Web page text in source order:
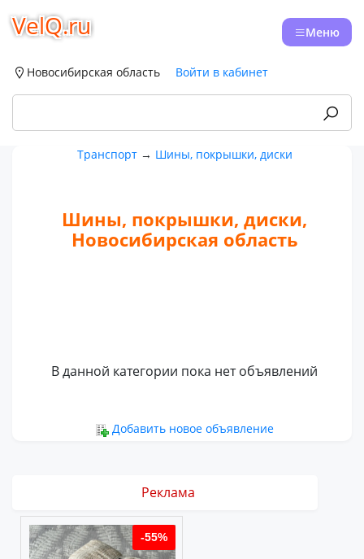
VelQ.ru Меню
Новосибирская область Войти в кабинет
Транспорт→ Шины, покрышки, диски
Шины, покрышки, диски,
Новосибирская область
В данной категории пока нет объявлений
Добавить новое объявление
Реклама
-55%